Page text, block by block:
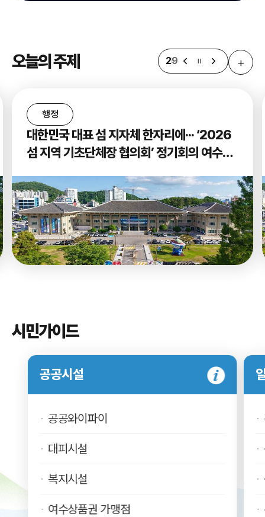
오늘의 주제 29 +
행정
대한민국 대표 섬 지자체 한자리에··· ‘2026
섬 지역 기초단체장 협의회’ 정기회의 여수서
시민가이드
공공시설
공공와이파이
대피시설
복지시설
여수상품권 가맹점